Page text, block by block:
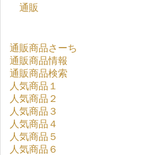
通販
通販商品さーち
通販商品情報
通販商品検索
人気商品１
人気商品２
人気商品３
人気商品４
人気商品５
人気商品６